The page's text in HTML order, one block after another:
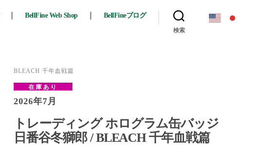
BellFine Web Shop BellFineブログ
検索
BLEACH 千年血戦篇
在庫あり
2026年7月
トレーディング ホログラム缶バッジ
日番谷冬獅郎 / BLEACH 千年血戦篇